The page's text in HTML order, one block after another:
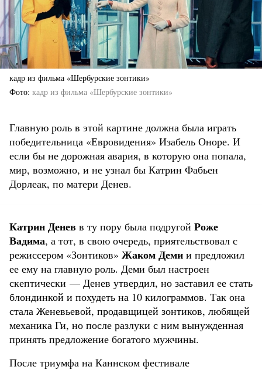
кадр из фильма «Шербурские зонтики»
Фото кадр из фильма «Шербурские зонтики»
Главную роль в этой картине должна была играть
победительница «Евровидения» Изабель Оноре. И
если бы не дорожная авария, в которую она попала,
мир, возможно, и не узнал бы Катрин Фабьен
Дорлеак, по матери Денев.
Катрин Денев в ту пору была подругой Роже
Вадима, а тот, в свою очередь, приятельствовал с
режиссером «Зонтиков» Жаком Деми и предложил
ее ему на главную роль. Деми был настроен
скептически — Денев утвердил, но заставил ее стать
блондинкой и похудеть на 10 килограммов. Так она
стала Женевьевой, продавщицей зонтиков, любящей
механика Ги, но после разлуки с ним вынужденная
принять предложение богатого мужчины.
После триумфа на Каннском фестивале